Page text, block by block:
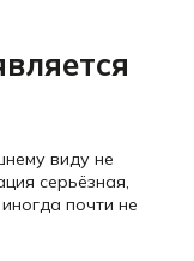
виду не
серьёзная,
почти не